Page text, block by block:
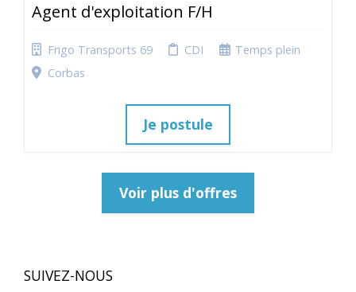
Agent d'exploitation F/H
Frigo Transports 69 CDI
Temps plein
Corbas
Je postule
Voir plus d'offres
SUIVEZ-NOUS